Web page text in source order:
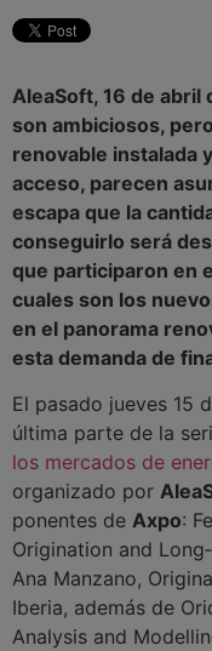
AleaSoft, 16 de abril
son ambiciosos,
renovable instalada
acceso, parecen
escapa que la
conseguirlo será
que participaron en
cuales son los
en el panorama
esta demanda de
El pasado jueves 15
última parte de la
los mercados de
organizado por
ponentes de Axpo:
Origination and
Ana Manzano,
Iberia, además de
Analysis and